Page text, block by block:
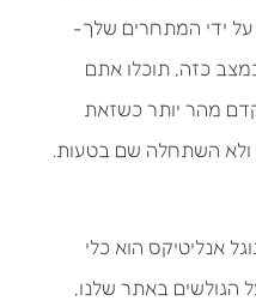
על ידי המתחרים שלך-
כזה, תוכלו אתם
מהר יותר כשזאת
השתחלה שם בטעות.
אנליטיקס הוא כלי
הגולשים באתר שלנו,